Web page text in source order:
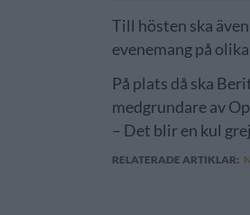
Till hösten ska
evenemang på
På plats då ska
medgrundare av
– Det blir en kul
RELATERADE ARTIKLAR: